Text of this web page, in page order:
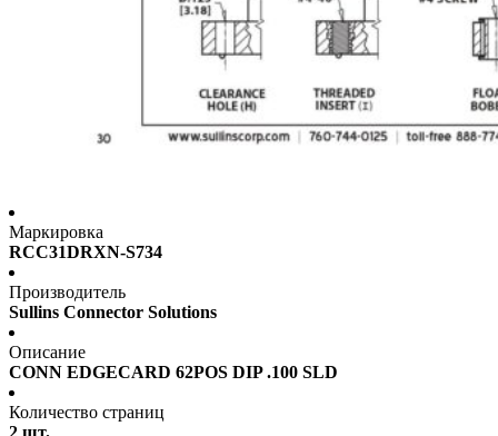
Маркировка
RCC31DRXN-S734
Производитель
Sullins Connector Solutions
Описание
CONN EDGECARD 62POS DIP .100 SLD
Количество страниц